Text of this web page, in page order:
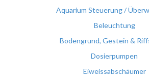
Aquarium Steuerung /
Beleuchtung
Bodengrund, Gestein &
Dosierpumpen
Eiweissabschäumer